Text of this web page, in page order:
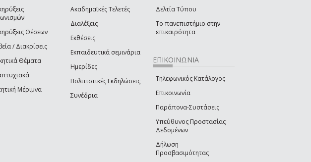
Θέσεων
/ Διακρίσεις
Θέματα
Μέριμνα
Ακαδημαϊκές Τελετές
Διαλέξεις
Εκθέσεις
Εκπαιδευτικά σεμινάρια
Ημερίδες
Πολιτιστικές Εκδηλώσεις
Συνέδρια
Δελτία Τύπου
Το πανεπιστήμιο στην
επικαιρότητα
ΕΠΙΚΟΙΝΩΝΙΑ
Τηλεφωνικός Κατάλογος
Επικοινωνία
Παράπονα-Συστάσεις
Υπεύθυνος Προστασίας
Δεδομένων
Δήλωση
Προσβασιμότητας